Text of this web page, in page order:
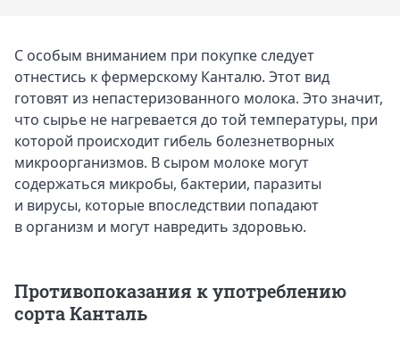
С особым вниманием при покупке следует
отнестись к фермерскому Канталю. Этот вид
готовят из непастеризованного молока. Это значит,
что сырье не нагревается до той температуры, при
которой происходит гибель болезнетворных
микроорганизмов. В сыром молоке могут
содержаться микробы, бактерии, паразиты
и вирусы, которые впоследствии попадают
в организм и могут навредить здоровью.
Противопоказания к употреблению
сорта Канталь